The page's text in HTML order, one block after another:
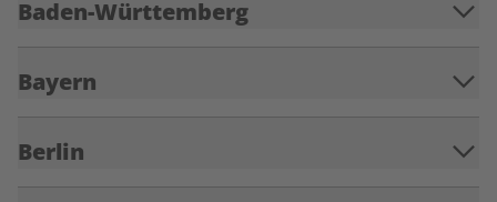
Baden-Württemberg
Bayern
Berlin